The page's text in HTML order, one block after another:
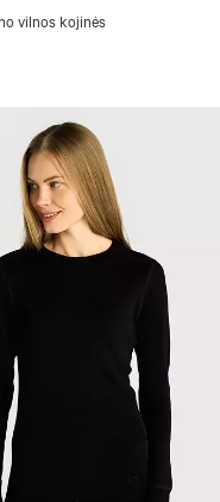
vilnos kojinės